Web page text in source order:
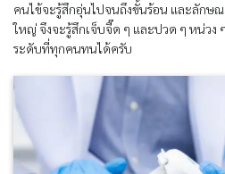
คนไข้จะรู้สึกอุ่นไปจนถึงขั้นร้อน และลักษ
ใหญ่ จึงจะรู้สึกเจ็บจี๊ด ๆ และปวด ๆ หน่วง
ระดับที่ทุกคนทนได้ครับ